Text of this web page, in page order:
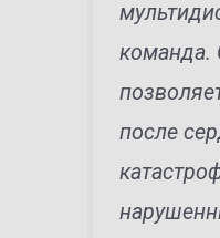
команда.
после